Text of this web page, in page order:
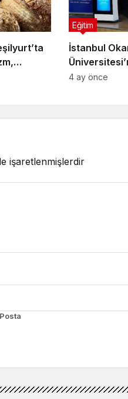
İstanbul
Semineri:
Eğitim
4 ay önce
işaretlenmişlerdir